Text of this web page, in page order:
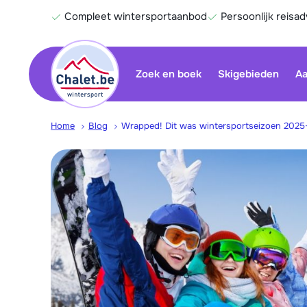
Compleet wintersportaanbod Persoonlijk
Zoek en boek Skigebieden
Home Blog Wrapped! Dit was wintersportseizoen